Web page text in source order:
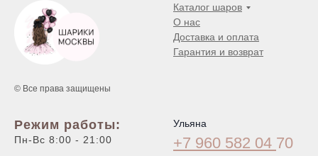
© Все права защищены
Каталог шаров
О нас
Доставка и оплата
Гарантия и возврат
Режим работы:
Пн-Вс 8:00 - 21:00
Ульяна
+7 960 582 04 70